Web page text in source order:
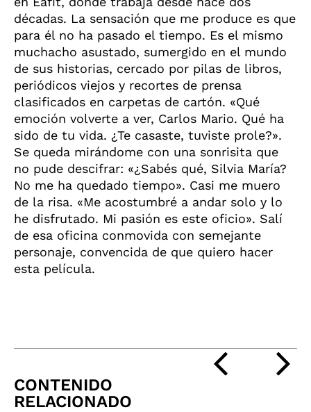
décadas. La sensación que me produce es que
para él no ha pasado el tiempo. Es el mismo
muchacho asustado, sumergido en el mundo
de sus historias, cercado por pilas de libros,
periódicos viejos y recortes de prensa
clasificados en carpetas de cartón. «Qué
emoción volverte a ver, Carlos Mario. Qué ha
sido de tu vida. ¿Te casaste, tuviste prole?».
Se queda mirándome con una sonrisita que
no pude descifrar: «¿Sabés qué, Silvia María?
No me ha quedado tiempo». Casi me muero
de la risa. «Me acostumbré a andar solo y lo
he disfrutado. Mi pasión es este oficio». Salí
de esa oficina conmovida con semejante
personaje, convencida de que quiero hacer
esta película.
CONTENIDO
RELACIONADO